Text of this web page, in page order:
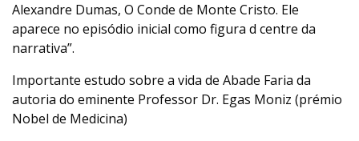
Alexandre Dumas, O Conde de Monte Cristo. Ele
aparece no episódio inicial como figura d centre da
narrativa”.
Importante estudo sobre a vida de Abade Faria da
autoria do eminente Professor Dr. Egas Moniz (prémio
Nobel de Medicina)